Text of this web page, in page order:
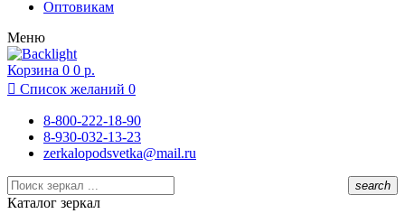
Новосибирск
Подольск
Раменское
Реутов
Ростов-на-Дону
Санкт-Петербург
Севастополь
Сочи
Тамбов
Тула
Оптовикам
Меню
Корзина 0 0 р.
 Список желаний 0
8-800-222-18-90
8-930-032-13-23
zerkalopodsvetka@mail.ru
search
Каталог зеркал